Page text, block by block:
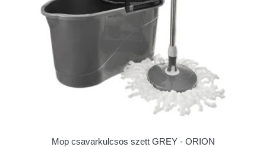
Mop csavarkulcsos szett GREY - ORION